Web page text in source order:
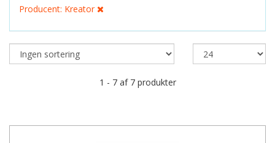
Producent: Kreator
1 - 7 af 7 produkter